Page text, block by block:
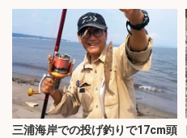
三浦海岸での投げ釣りで17cm頭